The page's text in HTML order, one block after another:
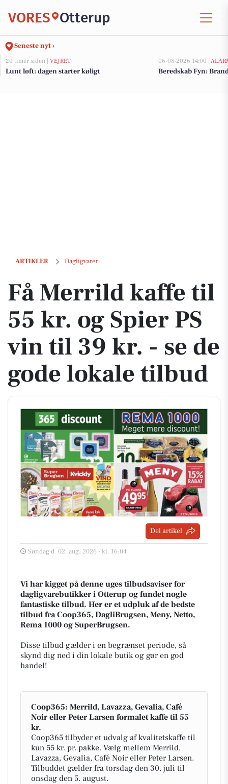
VORES Otterup
Seneste nyt ›
20 timer siden | VEJRET
Lunt løft: dagen starter køligt
06-08-2026 14:00 |
Beredskab Fyn:
ARTIKLER Dagligvarer
Få Merrild kaffe til 55 kr. og Spier PS vin til 39 kr. - se de gode lokale
Få Merrild kaffe til
55 kr. og Spier PS
vin til 39 kr. - se de
gode lokale tilbud
Del artikel
Søndag d. 02. aug. 2026 - kl. 16:04
Vi har kigget på denne uges tilbudsaviser for
dagligvarebutikker i Otterup og fundet nogle
fantastiske tilbud. Her er et udpluk af de bedste
tilbud fra Coop365, DagliBrugsen, Meny, Netto,
Rema 1000 og SuperBrugsen.
Disse tilbud gælder i en begrænset periode, så
skynd dig ned i din lokale butik og gør en god
handel!
Coop365: Merrild, Lavazza, Gevalia, Café
Noir eller Peter Larsen formalet kaffe til 55
kr.
Coop365 tilbyder et udvalg af kvalitetskaffe til
kun 55 kr. pr. pakke. Vælg mellem Merrild,
Lavazza, Gevalia, Café Noir eller Peter Larsen.
Tilbuddet gælder fra torsdag den 30. juli til
onsdag den 5. august.